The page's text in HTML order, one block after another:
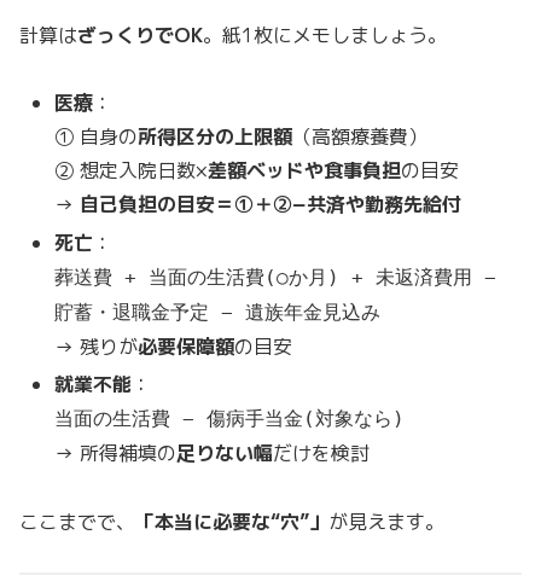
計算はざっくりでOK。紙1枚にメモしましょう。
医療 ：
① 自身の所得区分の上限額 （高額療養費）
② 想定入院日数×差額ベッドや食事負担の目安
→ 自己負担の目安＝①＋②−共済や勤務先給付
死亡 ：
葬送費 + 当面の生活費(○か月) + 未返済費用 −
貯蓄・退職金予定 − 遺族年金見込み
→ 残りが必要保障額の目安
就業不能 ：
当面の生活費 − 傷病手当金(対象なら)
→ 所得補填の足りない幅だけを検討
ここまでで、 「本当に必要な“穴”」 が見えます。